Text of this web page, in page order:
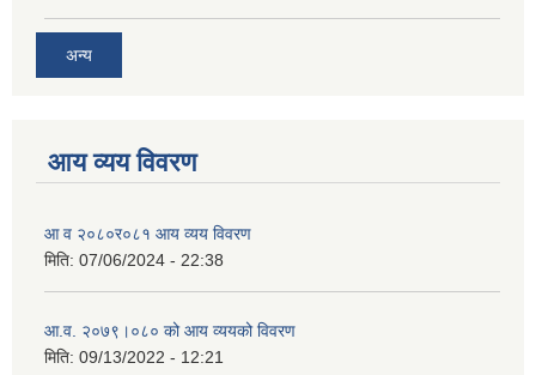
अन्य
आय व्यय विवरण
आ व २०८०र०८१ आय व्यय विवरण
मिति: 07/06/2024 - 22:38
आ.व. २०७९।०८० को आय व्ययको विवरण
मिति: 09/13/2022 - 12:21